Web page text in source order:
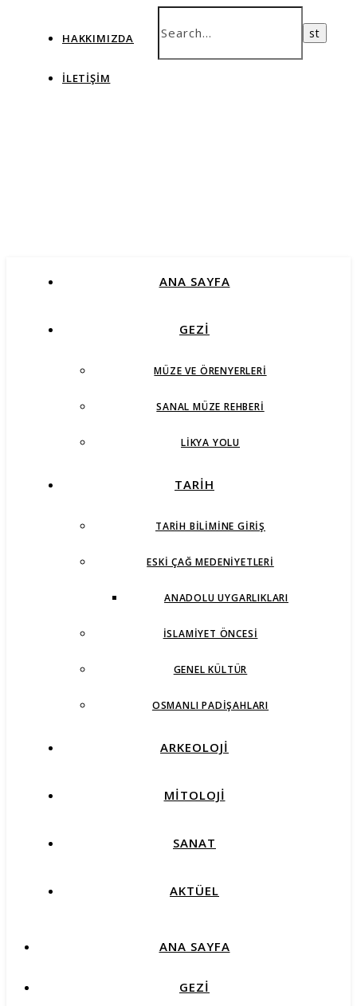
HAKKIMIZDA
İLETIŞIM
ANA SAYFA
GEZİ
MÜZE VE ÖRENYERLERI
SANAL MÜZE REHBERI
LIKYA YOLU
TARİH
TARIH BILIMINE GIRIŞ
ESKI ÇAĞ MEDENIYETLERI
ANADOLU UYGARLIKLARI
İSLAMIYET ÖNCESI
GENEL KÜLTÜR
OSMANLI PADIŞAHLARI
ARKEOLOJİ
MİTOLOJİ
SANAT
AKTÜEL
ANA SAYFA
GEZİ